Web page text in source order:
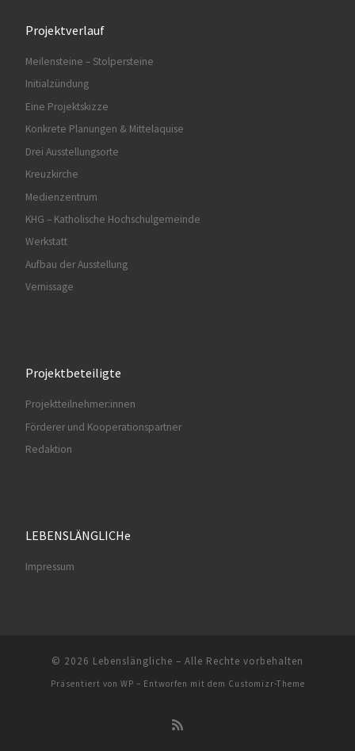
Projektverlauf
Meilensteine – Stolpersteine
Initialzündung
Eine Projektskizze
Konkrete Planungen & Mittelaquise
Drei Ausstellungsorte
Kreuzkirche
Medienzentrum
KHG – Katholische Hochschulgemeinde
Werkstatt
Aufbau der Ausstellung
Vernissage
Projektbeteiligte
Projektteilnehmer:innen
Förderer und Kooperationspartner
Redaktion
LEBENSLÄNGLICHe
Impressum
© 2026 Lebenslängliche – Alle Rechte vorbehalten
Präsentiert von WP – Entworfen mit dem Customizr-Theme